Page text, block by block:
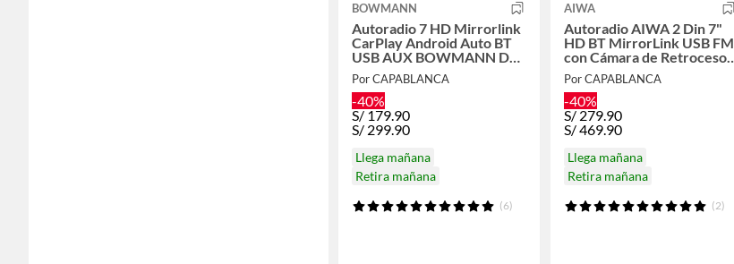
BOWMANN
Autoradio 7 HD Mirrorlink
CarPlay Android Auto BT
USB AUX BOWMANN DD-
5700W Auto Radio
Por CAPABLANCA
-40%
S/ 179.90
S/ 299.90
Llega mañana
Retira mañana
(6)
AIWA
Autoradio AIWA 2 Din 7"
HD BT MirrorLink USB FM
con Cámara de Retroceso
AW-W888BTC Auto Radio
Por CAPABLANCA
-40%
S/ 279.90
S/469.90
Llega mañana
Retira mañana
(2)